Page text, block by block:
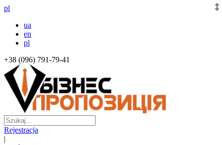
pl
ua
en
pl
+38 (096) 791-79-41
Rejestracja
|